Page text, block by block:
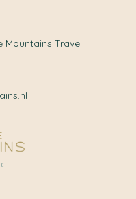
Mountains Travel